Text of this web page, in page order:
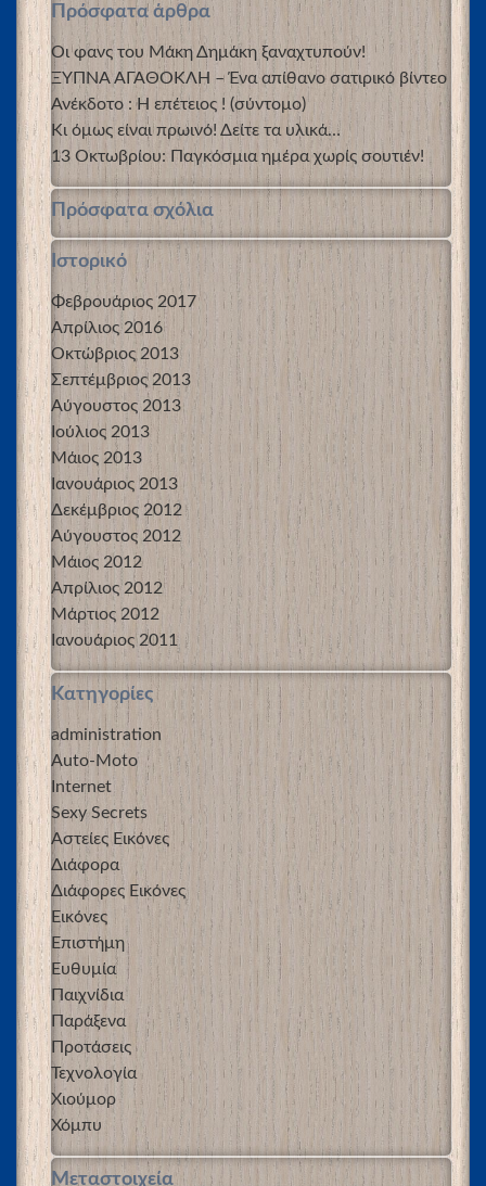
Πρόσφατα άρθρα
Οι φανς του Μάκη Δημάκη ξαναχτυπούν!
ΞΥΠΝΑ ΑΓΑΘΟΚΛΗ – Ένα απίθανο σατιρικό βίντεο
Ανέκδοτο : Η επέτειος ! (σύντομο)
Κι όμως είναι πρωινό! Δείτε τα υλικά…
13 Οκτωβρίου: Παγκόσμια ημέρα χωρίς σουτιέν!
Πρόσφατα σχόλια
Ιστορικό
Φεβρουάριος 2017
Απρίλιος 2016
Οκτώβριος 2013
Σεπτέμβριος 2013
Αύγουστος 2013
Ιούλιος 2013
Μάιος 2013
Ιανουάριος 2013
Δεκέμβριος 2012
Αύγουστος 2012
Μάιος 2012
Απρίλιος 2012
Μάρτιος 2012
Ιανουάριος 2011
Kατηγορίες
administration
Auto-Moto
Internet
Sexy Secrets
Αστείες Εικόνες
Διάφορα
Διάφορες Εικόνες
Εικόνες
Επιστήμη
Ευθυμία
Παιχνίδια
Παράξενα
Προτάσεις
Τεχνολογία
Χιούμορ
Χόμπυ
Μεταστοιχεία